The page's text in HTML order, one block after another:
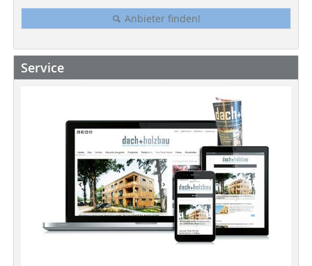
Anbieter finden!
Service